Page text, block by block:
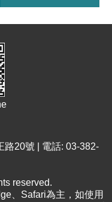
路20號 | 電話: 03-382-
reserved.
、Safari為主，如使用